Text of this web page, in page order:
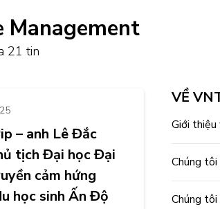
Management
21 tin
– anh Lê Đắc
tịch Đại học Đại
cảm hứng
học sinh Ấn Độ
VỀ
Giới
Chúng tôi
Chúng